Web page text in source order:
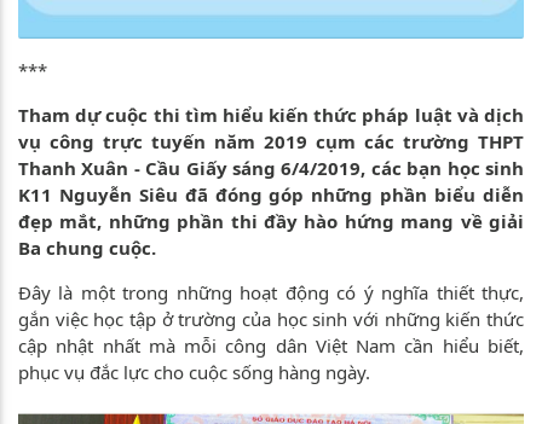
***
Tham dự cuộc thi tìm hiểu kiến thức pháp luật và dịch
vụ công trực tuyến năm 2019 cụm các trường THPT
Thanh Xuân - Cầu Giấy sáng 6/4/2019, các bạn học sinh
K11 Nguyễn Siêu đã đóng góp những phần biểu diễn
đẹp mắt, những phần thi đầy hào hứng mang về giải
Ba chung cuộc.
Đây là một trong những hoạt động có ý nghĩa thiết thực,
gắn việc học tập ở trường của học sinh với những kiến thức
cập nhật nhất mà mỗi công dân Việt Nam cần hiểu biết,
phục vụ đắc lực cho cuộc sống hàng ngày.